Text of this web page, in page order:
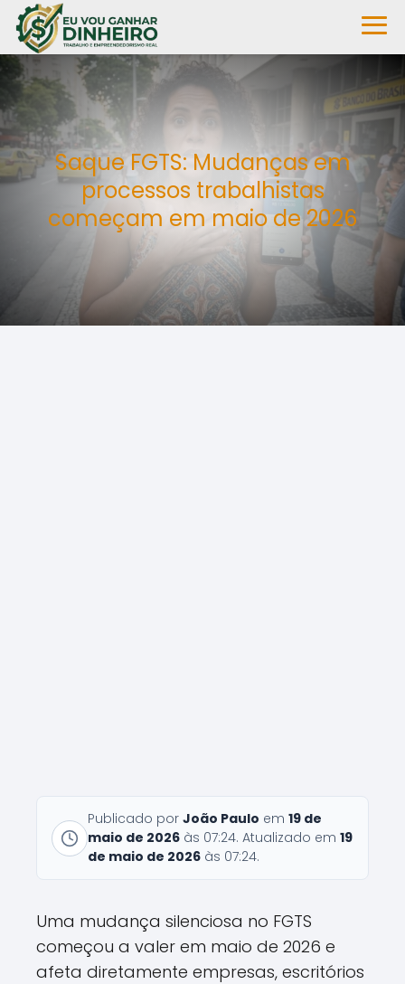
Saque FGTS: Mudanças em
processos trabalhistas
começam em maio de 2026
Publicado por João Paulo em 19 de
maio de 2026 às 07:24. Atualizado em 19
de maio de 2026 às 07:24.
Uma mudança silenciosa no FGTS
começou a valer em maio de 2026 e
afeta diretamente empresas, escritórios